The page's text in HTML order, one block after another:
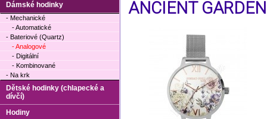
ANCIENT GARDEN
Dámské hodinky
- Mechanické
- Automatické
- Bateriové (Quartz)
- Analogové
- Digitální
- Kombinované
- Na krk
Dětské hodinky (chlapecké a
dívčí)
Hodiny